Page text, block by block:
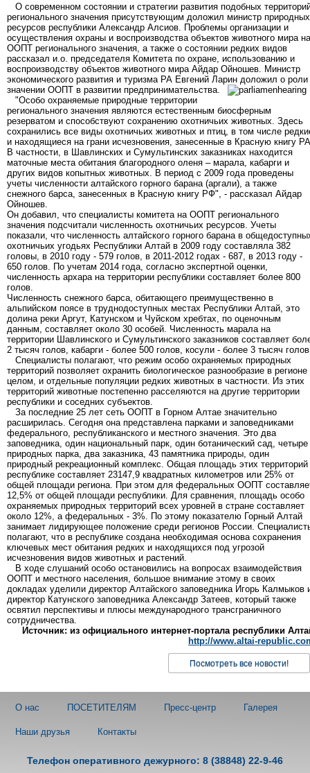
О современном состоянии и стратегии развития подобных
регионального значения присутствующим доложил министр природных
ресурсов республики Александр Алсиов. Проблемы организации и
осуществления охраны и воспроизводства объектов животного мира на
ООПТ регионального значения, а также о состоянии редких видов
рассказал и.о. председателя Комитета по охране, использованию и
воспроизводству объектов животного мира Айдар Ойношев. Министр
экономического развития и туризма РА Евгений Ларин доложил о роли
значении ООПТ в развитии предпринимательства.
"Особо охраняемые природные территории
регионального значения являются естественным биосферным
резерватом и способствуют сохранению охотничьих животных. Здесь
сохранились все виды охотничьих животных и птиц, в том числе
и находящиеся на грани исчезновения, занесенные в Красную книгу
В частности, в Шавлинских и Сумультинских заказниках находится
маточные места обитания благородного оленя – марала, кабарги и
других видов копытных животных. В период с 2009 года проведены
учеты численности алтайского горного барана (аргали), а также
снежного барса, занесенных в Красную книгу РФ", - рассказал Айдар
Ойношев.
Он добавил, что специалисты комитета на ООПТ регионального
значения подсчитали численность охотничьих ресурсов. Учеты
показали, что численность алтайского горного барана в
охотничьих угодьях Республики Алтай в 2009 году составляла 382
головы, в 2010 году - 579 голов, в 2011-2012 годах - 687, в 2013 году -
650 голов. По учетам 2014 года, согласно экспертной оценки,
численность архара на территории республики составляет более 800
голов.
Численность снежного барса, обитающего преимущественно в
альпийском поясе в труднодоступных местах Республики Алтай, это
долина реки Аргут, Катунском и Чуйском хребтах, по оценочным
данным, составляет около 30 особей. Численность марала на
территории Шавлинского и Сумультинского заказников составляет
2 тысяч голов, кабарги - более 500 голов, косули - более 3 тысяч
Специалисты полагают, что режим особо охраняемых природных
территорий позволяет охранить биологическое разнообразие в регионе
целом, и отдельные популяции редких животных в частности. Из этих
территорий животные постепенно расселяются на другие территории
республики и соседних субъектов.
За последние 25 лет сеть ООПТ в Горном Алтае значительно
расширилась. Сегодня она представлена парками и заповедниками
федерального, республиканского и местного значения. Это два
заповедника, один национальный парк, один ботанический сад, четыре
природных парка, два заказника, 43 памятника природы, один
природный рекреационный комплекс. Общая площадь этих территорий
республике составляет 23147,9 квадратных километров или 25% от
общей площади региона. При этом для федеральных ООПТ
12,5% от общей площади республики. Для сравнения, площадь особо
охраняемых природных территорий всех уровней в стране составляет
около 12%, а федеральных - 3%. По этому показателю Горный Алтай
занимает лидирующее положение среди регионов России.
полагают, что в республике создана необходимая основа сохранения
ключевых мест обитания редких и находящихся под угрозой
исчезновения видов животных и растений.
В ходе слушаний особо остановились на вопросах взаимодействия
ООПТ и местного населения, большое внимание этому в своих
докладах уделили директор Алтайского заповедника Игорь Калмыков
директор Катунского заповедника Александр Затеев, который также
освятил перспективы и плюсы международного трансграничного
сотрудничества.
Источник: из официального интернет-портала республики
http://www.altai-
Посмотреть все новости!
О нас ПОСЕТИТЕЛЯМ Пресс-центр Галерея
Наши друзья Контакты
Телефон оперативного дежурного: 8 (38848) 22-9-46